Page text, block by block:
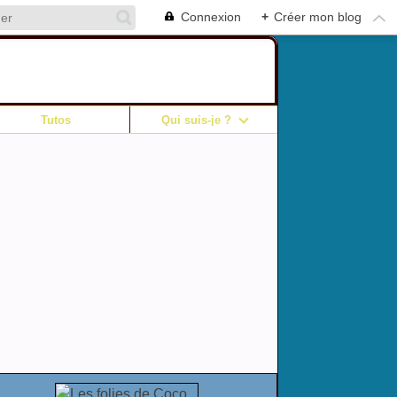
Connexion + Créer mon blog
Tutos Qui suis-je ?